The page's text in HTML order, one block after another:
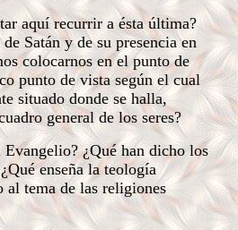
aquí recurrir a ésta última?
Satán y de su presencia en
colocarnos en el punto de
punto de vista según el cual
situado donde se halla,
general de los seres?
¿Qué han dicho los
enseña la teología
al tema de las religiones